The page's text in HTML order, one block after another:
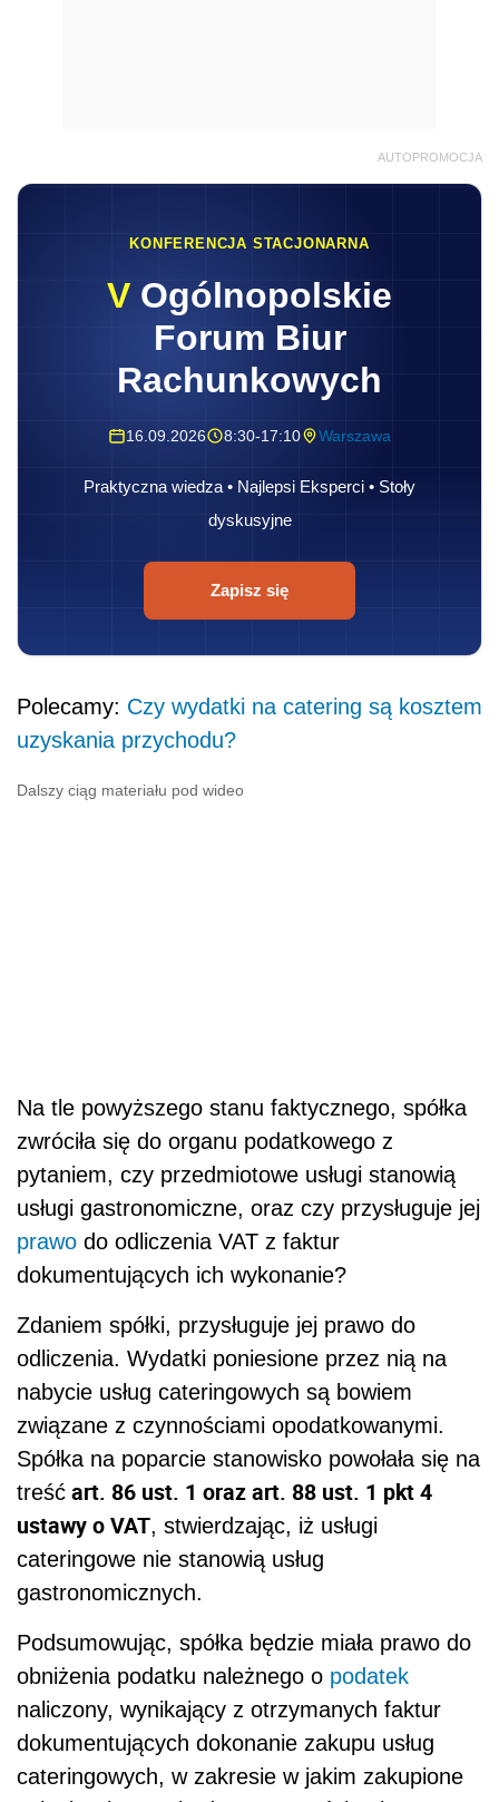
AUTOPROMOCJA
KONFERENCJA STACJONARNA
V Ogólnopolskie
Forum Biur
Rachunkowych
16.09.2026 8:30-17:10 Warszawa
Praktyczna wiedza • Najlepsi Eksperci • Stoły
dyskusyjne
Zapisz się
Polecamy: Czy wydatki na catering są kosztem
uzyskania przychodu?
Dalszy ciąg materiału pod wideo
Na tle powyższego stanu faktycznego, spółka
zwróciła się do organu podatkowego z
pytaniem, czy przedmiotowe usługi stanowią
usługi gastronomiczne, oraz czy przysługuje jej
prawo do odliczenia VAT z faktur
dokumentujących ich wykonanie?
Zdaniem spółki, przysługuje jej prawo do
odliczenia. Wydatki poniesione przez nią na
nabycie usług cateringowych są bowiem
związane z czynnościami opodatkowanymi.
Spółka na poparcie stanowisko powołała się na
treść art. 86 ust. 1 oraz art. 88 ust. 1 pkt 4
ustawy o VAT, stwierdzając, iż usługi
cateringowe nie stanowią usług
gastronomicznych.
Podsumowując, spółka będzie miała prawo do
obniżenia podatku należnego o podatek
naliczony, wynikający z otrzymanych faktur
dokumentujących dokonanie zakupu usług
cateringowych, w zakresie w jakim zakupione